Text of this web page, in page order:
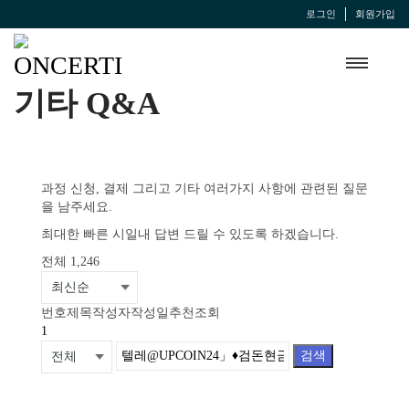
로그인 회원가입
기타 Q&A
과정 신청, 결제 그리고 기타 여러가지 사항에 관련된 질문
을 남주세요.
최대한 빠른 시일내 답변 드릴 수 있도록 하겠습니다.
전체 1,246
번호제목작성자작성일 추천 조회
1
검색